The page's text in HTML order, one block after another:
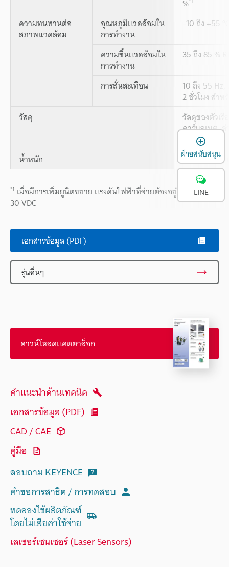
ความทนทานต่อ
สภาพแวดล้อม
อุณหภูมิแวดล้อมใน
การทำงาน
-10 ถึง +55
ความชื้นแวดล้อมใน
การทำงาน
35 ถึง 85 %
การสั่นสะเทือน 10 ถึง 55
2 ชั่วโมง สำ
วัสดุ
วัสดุของตัวเ
คาร์บอเนต,
เคเบิล: PVC
น้ำหนัก
ประมาณ 110
*1 เมื่อมีการเพิ่มยูนิตขยาย แรงดันไฟฟ้าที่จ่ายต้องอยู่ในช่วง 11 ถึง
30 VDC
เอกสารข้อมูล (PDF)
รุ่นอื่นๆ
ดาวน์โหลดแคตตาล็อก
คำแนะนำด้านเทคนิค
เอกสารข้อมูล (PDF)
CAD / CAE
คู่มือ
สอบถาม KEYENCE
คำขอการสาธิต / การทดสอบ
ทดลองใช้ผลิตภัณฑ์
โดยไม่เสียค่าใช้จ่าย
เลเซอร์เซนเซอร์ (Laser Sensors)
ฝ่ายสนับสนุน
LINE